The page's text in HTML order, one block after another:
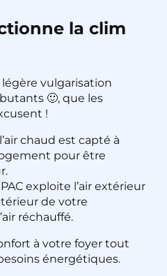
la clim
vulgarisation
🙂, que les
!
chaud est capté à
pour être
exploite l’air extérieur
de votre
réchauffé.
à votre foyer tout
énergétiques.